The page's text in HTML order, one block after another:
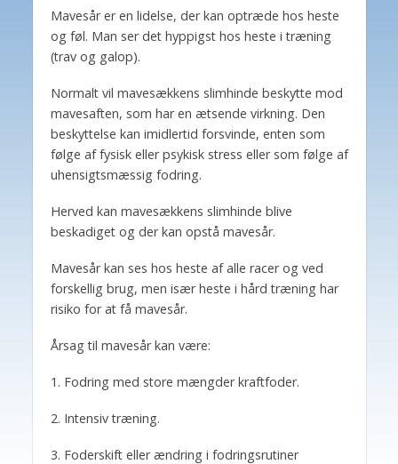
Mavesår er en lidelse, der kan optræde hos heste
og føl. Man ser det hyppigst hos heste i træning
(trav og galop).
Normalt vil mavesækkens slimhinde beskytte mod
mavesaften, som har en ætsende virkning. Den
beskyttelse kan imidlertid forsvinde, enten som
følge af fysisk eller psykisk stress eller som følge af
uhensigtsmæssig fodring.
Herved kan mavesækkens slimhinde blive
beskadiget og der kan opstå mavesår.
Mavesår kan ses hos heste af alle racer og ved
forskellig brug, men især heste i hård træning har
risiko for at få mavesår.
Årsag til mavesår kan være:
1. Fodring med store mængder kraftfoder.
2. Intensiv træning.
3. Foderskift eller ændring i fodringsrutiner